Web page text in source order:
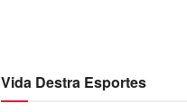
Vida Destra Esportes